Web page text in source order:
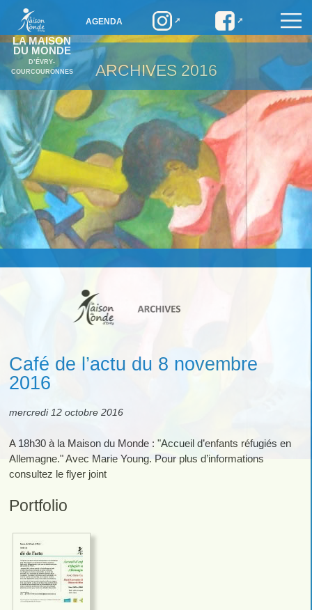
LA MAISON
DU MONDE
D’ÉVRY-
COURCOURONNES
AGENDA
ARCHIVES 2016
Café de l’actu du 8 novembre
2016
mercredi 12 octobre 2016
A 18h30 à la Maison du Monde : "Accueil d’enfants réfugiés en
Allemagne." Avec Marie Young. Pour plus d’informations
consultez le flyer joint
Portfolio